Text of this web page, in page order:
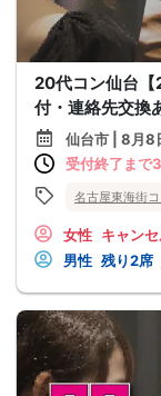
20代コン仙台
付・連絡先交換
仙台市 | 8月8
受付終了まで
名古屋東海街コ
女性 キャン
男性 残り2席